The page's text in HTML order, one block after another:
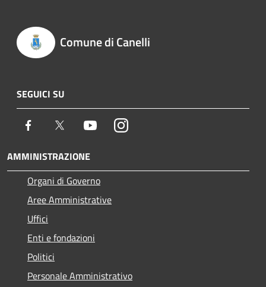
Comune di Canelli
SEGUICI SU
Facebook Twitter YoutubeInstagram
AMMINISTRAZIONE
Organi di Governo
Aree Amministrative
Uffici
Enti e fondazioni
Politici
Personale Amministrativo